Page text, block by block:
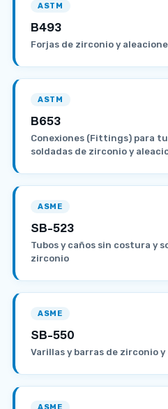
ASTM
B493
Forjas de zirconio y
ASTM
B653
Conexiones (Fittings) para
soldadas de zirconio y
ASME
SB-523
Tubos y caños sin costura y
zirconio
ASME
SB-550
Varillas y barras de zirconio
ASME